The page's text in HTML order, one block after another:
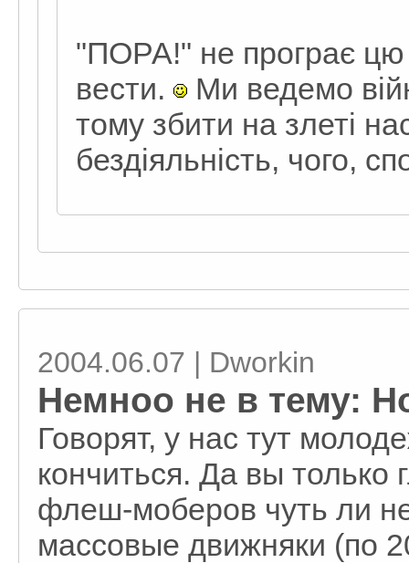
"ПОРА!" не програє цю
вести.
Ми ведемо
тому збити на злеті
бездіяльність, чого,
2004.06.07 | Dworkin
Немноо не в тему:
Говорят, у нас тут
кончиться. Да вы только
флеш-моберов чуть ли
массовые движняки (по